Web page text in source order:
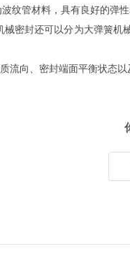
纹管材料，具有良好的弹
密封还可以分为大弹簧
流向、密封端面平衡状态